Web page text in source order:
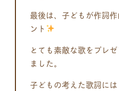
最後は、子どもが作詞
ント
とても素敵な歌をプレ
ました。
子どもの考えた歌詞には